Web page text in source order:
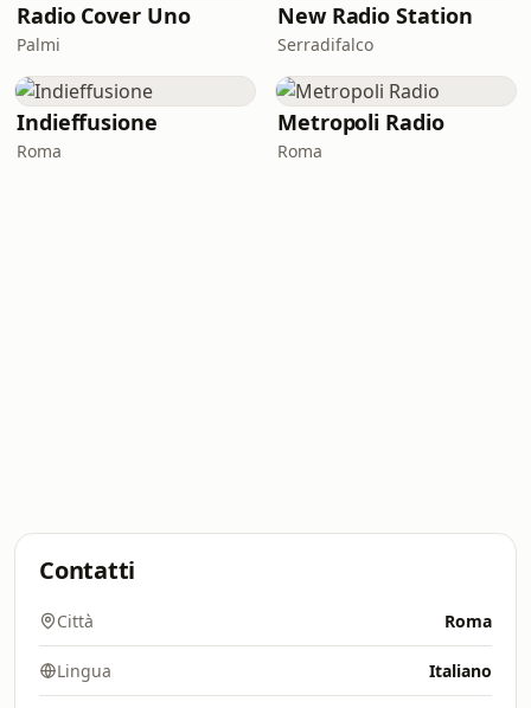
Radio Cover Uno
Palmi
New Radio Station
Serradifalco
Indieffusione
Roma
Metropoli Radio
Roma
Contatti
Città Roma
Lingua Italiano